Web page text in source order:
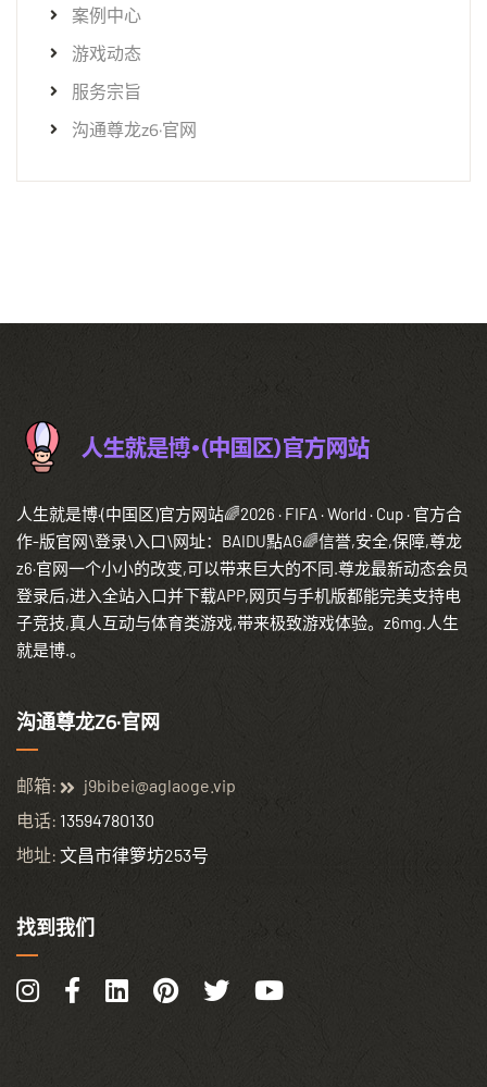
案例中心
游戏动态
服务宗旨
沟通尊龙z6·官网
人生就是博·(中国区)官方网站🌈2026 · FIFA · World · Cup · 官方合
作-版官网\登录\入口\网址：BAIDU點AG🌈信誉,安全,保障,尊龙
z6·官网一个小小的改变,可以带来巨大的不同.尊龙最新动态会员
登录后,进入全站入口并下载APP,网页与手机版都能完美支持电
子竞技,真人互动与体育类游戏,带来极致游戏体验。z6mg.人生
就是博.。
沟通尊龙Z6·官网
邮箱:
j9bibei@aglaoge.vip
电话: 13594780130
地址: 文昌市律箩坊253号
找到我们